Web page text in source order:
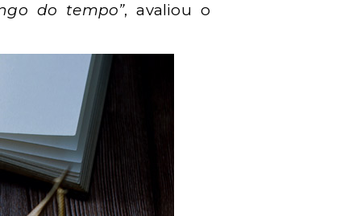
do tempo”, avaliou o